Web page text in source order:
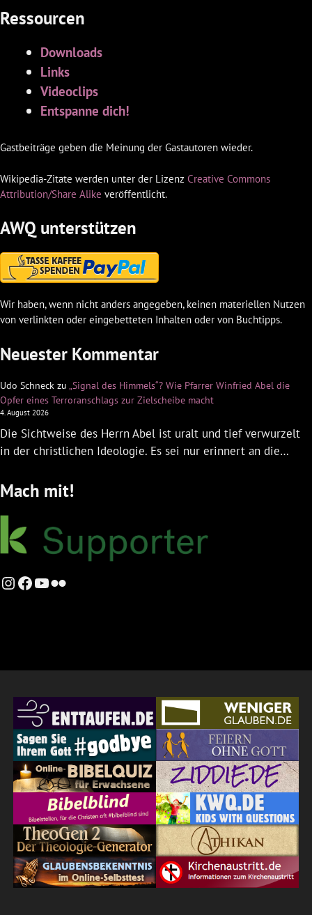
Ressourcen
Downloads
Links
Videoclips
Entspanne dich!
Gastbeiträge geben die Meinung der Gastautoren wieder.
Wikipedia-Zitate werden unter der Lizenz Creative Commons
Attribution/Share Alike veröffentlicht.
AWQ unterstützen
Wir haben, wenn nicht anders angegeben, keinen materiellen Nutzen
von verlinkten oder eingebetteten Inhalten oder von Buchtipps.
Neuester Kommentar
Udo Schneck zu „Signal des Himmels“? Wie Pfarrer Winfried Abel die
Opfer eines Terroranschlags zur Zielscheibe macht
4. August 2026
Die Sichtweise des Herrn Abel ist uralt und tief verwurzelt
in der christlichen Ideologie. Es sei nur erinnert an die…
Mach mit!
Instagram
Facebook
YouTube
Flickr